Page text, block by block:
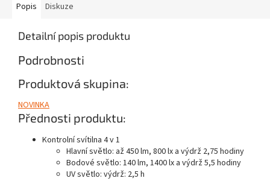
Popis Diskuze
Detailní popis produktu
Podrobnosti
Produktová skupina:
NOVINKA
Přednosti produktu:
Kontrolní svítilna 4 v 1
Hlavní světlo: až 450 lm, 800 lx a výdrž 2,75 hodiny
Bodové světlo: 140 lm, 1400 lx a výdrž 5,5 hodiny
UV světlo: výdrž: 2,5 h